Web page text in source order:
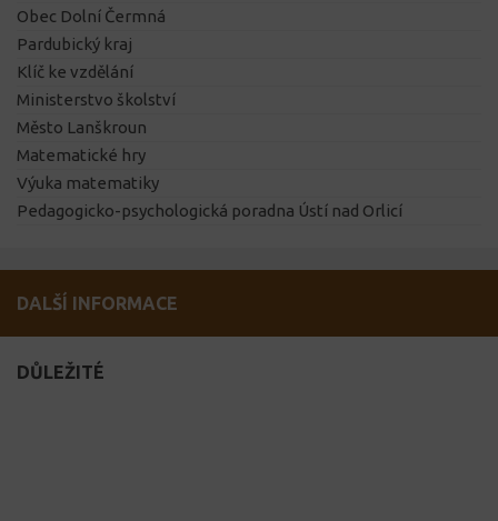
Obec Dolní Čermná
Pardubický kraj
Klíč ke vzdělání
Ministerstvo školství
Město Lanškroun
Matematické hry
Výuka matematiky
Pedagogicko-psychologická poradna Ústí nad Orlicí
DALŠÍ INFORMACE
DŮLEŽITÉ